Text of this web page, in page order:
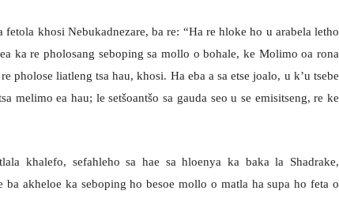
fetola khosi Nebukadnezare, ba re: “Ha re hloke ho u arabela letho
ka re pholosang seboping sa mollo o bohale, ke Molimo oa rona
pholose liatleng tsa hau, khosi. Ha eba a sa etse joalo, u k’u tsebe
melimo ea hau; le setšoantšo sa gauda seo u se emisitseng, re ke
khalefo, sefahleho sa hae sa hloenya ka baka la Shadrake,
ba akheloe ka seboping ho besoe mollo o matla ha supa ho feta o